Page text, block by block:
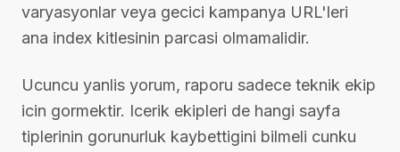
varyasyonlar veya gecici kampanya URL'leri
ana index kitlesinin parcasi olmamalidir.
Ucuncu yanlis yorum, raporu sadece teknik ekip
icin gormektir. Icerik ekipleri de hangi sayfa
tiplerinin gorunurluk kaybettigini bilmeli cunku